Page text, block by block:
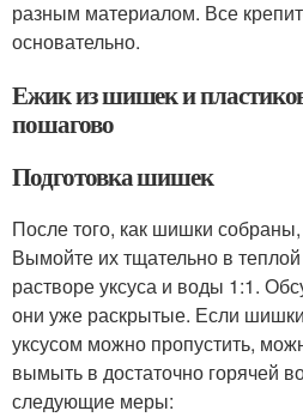
разным материалом. Все
основательно.
Ежик из шишек и
пошагово
Подготовка шишек
После того, как шишки
Вымойте их тщательно в
растворе уксуса и воды 1:1.
они уже раскрытые. Если
уксусом можно пропустить,
вымыть в достаточно горячей
следующие меры: